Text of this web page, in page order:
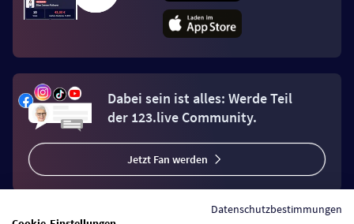
Dabei sein ist alles: Werde Teil
der 123.live Community.
Jetzt Fan werden
Datenschutzbestimmungen